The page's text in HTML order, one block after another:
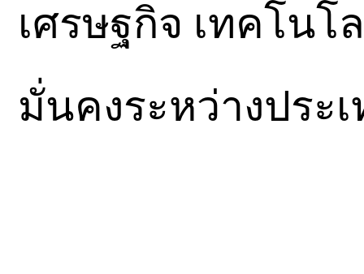
เศรษฐกิจ เทคโน
มั่นคงระหว่างประ